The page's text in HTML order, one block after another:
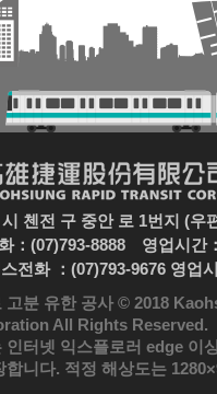
첸전 구 중안 로 1번지 (우
：(07)793-8888 영업시간
전화 ：(07)793-9676 영업
고분 유한 공사 © 2018
All Rights Reserved.
인터넷 익스플로러 edge 이
합니다. 적정 해상도는